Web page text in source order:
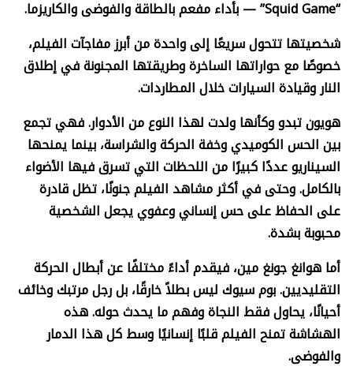
“
Squid Game” —
بأداء مفعم بالطاقة والفوضى والكاريزما.
شخصيتها تتحول سريعًا إلى واحدة من أبرز مفاجآت الفيلم،
خصوصًا مع حواراتها الساخرة وطريقتها المجنونة في إطلاق
النار وقيادة السيارات خلال المطاردات.
هويون تبدو وكأنها ولدت لهذا النوع من الأدوار. فهي تجمع
بين الحس الكوميدي وخفة الحركة والشراسة، بينما يمنحها
السيناريو عددًا كبيرًا من اللحظات التي تسرق فيها الأضواء
بالكامل. وحتى في أكثر مشاهد الفيلم جنونًا، تظل قادرة
على الحفاظ على حس إنساني وعفوي يجعل الشخصية
محبوبة بشدة.
أما هوانغ جونغ مين، فيقدم أداءً مختلفًا عن أبطال الحركة
التقليديين. بوم سيوك ليس بطلاً خارقًا، بل رجل مرتبك وخائف
أحيانًا، يحاول فقط النجاة وفهم ما يحدث حوله. هذه
الهشاشة تمنح الفيلم قلبًا إنسانيًا وسط كل هذا الدمار
والفوضى.